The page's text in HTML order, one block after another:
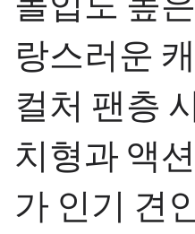
랑스러운
컬처 팬층
치형과 액
가 인기 견